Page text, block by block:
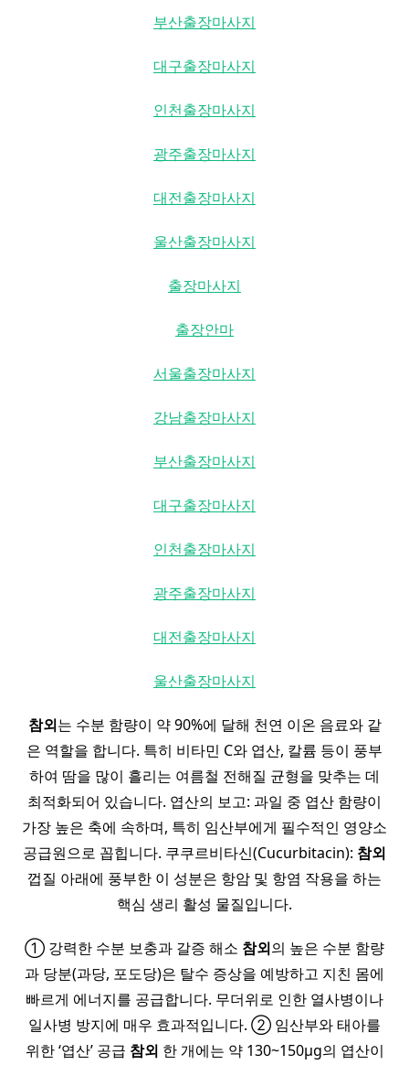
부산출장마사지
대구출장마사지
인천출장마사지
광주출장마사지
대전출장마사지
울산출장마사지
출장마사지
출장안마
서울출장마사지
강남출장마사지
부산출장마사지
대구출장마사지
인천출장마사지
광주출장마사지
대전출장마사지
울산출장마사지
참외는 수분 함량이 약 90%에 달해 천연 이온 음료와 같
은 역할을 합니다. 특히 비타민 C와 엽산, 칼륨 등이 풍부
하여 땀을 많이 흘리는 여름철 전해질 균형을 맞추는 데
최적화되어 있습니다. 엽산의 보고: 과일 중 엽산 함량이
가장 높은 축에 속하며, 특히 임산부에게 필수적인 영양소
공급원으로 꼽힙니다. 쿠쿠르비타신(Cucurbitacin): 참외
껍질 아래에 풍부한 이 성분은 항암 및 항염 작용을 하는
핵심 생리 활성 물질입니다.
① 강력한 수분 보충과 갈증 해소 참외의 높은 수분 함량
과 당분(과당, 포도당)은 탈수 증상을 예방하고 지친 몸에
빠르게 에너지를 공급합니다. 무더위로 인한 열사병이나
일사병 방지에 매우 효과적입니다. ② 임산부와 태아를
위한 ‘엽산’ 공급 참외 한 개에는 약 130~150µg의 엽산이